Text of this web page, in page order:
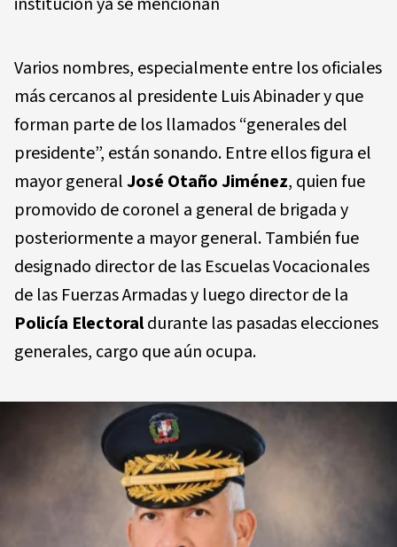
Varios nombres, especialmente entre los oficiales
más cercanos al presidente Luis Abinader y que
forman parte de los llamados “generales del
presidente”, están sonando. Entre ellos figura el
mayor generalJosé Otaño Jiménez, quien fue
promovido de coronel a general de brigada y
posteriormente a mayor general. También fue
designado director de las Escuelas Vocacionales
de las Fuerzas Armadas y luego director de la
Policía Electoraldurante las pasadas elecciones
generales, cargo que aún ocupa.